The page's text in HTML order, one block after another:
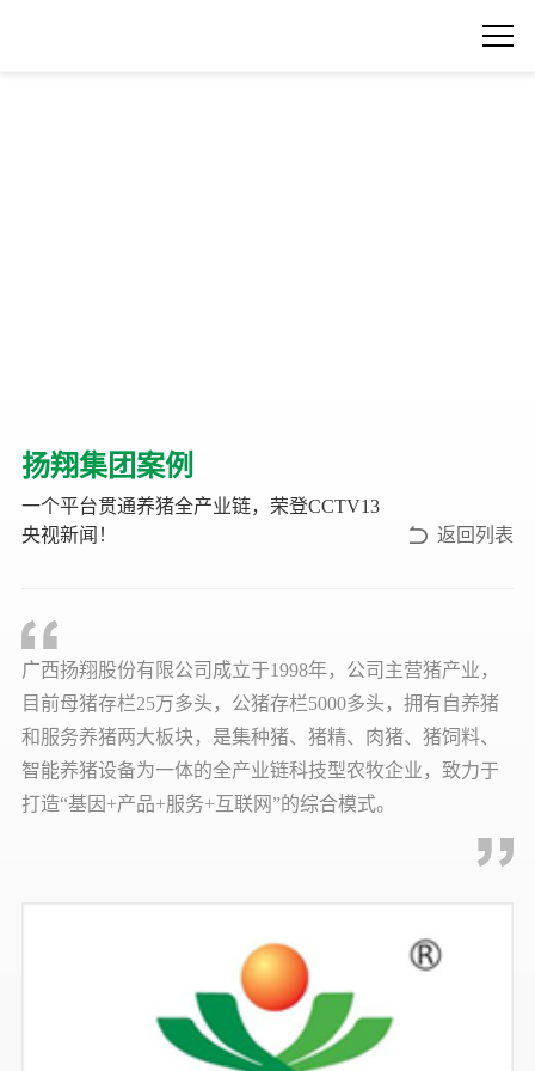
扬翔集团案例
一个平台贯通养猪全产业链，荣登CCTV13
央视新闻！
返回列表
广西扬翔股份有限公司成立于1998年，公司主营猪产业，
目前母猪存栏25万多头，公猪存栏5000多头，拥有自养猪
和服务养猪两大板块，是集种猪、猪精、肉猪、猪饲料、
智能养猪设备为一体的全产业链科技型农牧企业，致力于
打造“基因+产品+服务+互联网”的综合模式。